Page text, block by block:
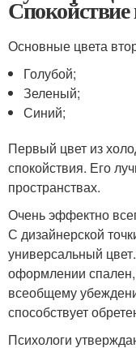
Основные цвета
Голубой;
Зеленый;
Синий;
Первый цвет из
спокойствия. Его
пространствах.
Очень эффектно
С дизайнерской
универсальный
оформлении спален,
всеобщему
способствует
Психологи